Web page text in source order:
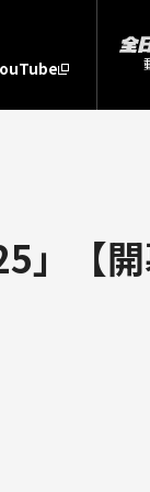
」【